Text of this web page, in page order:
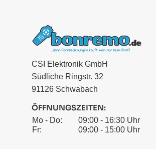
CSI Elektronik GmbH
Südliche Ringstr. 32
91126 Schwabach
ÖFFNUNGSZEITEN:
Mo - Do:
09:00 - 16:30 Uhr
Fr:
09:00 - 15:00 Uhr